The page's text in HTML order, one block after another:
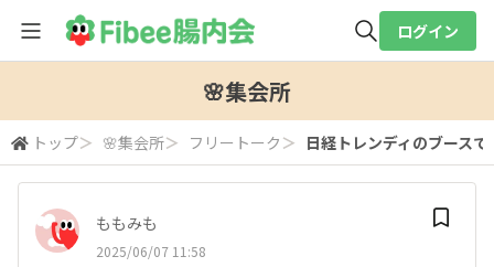
検索
ログイン
🌸集会所
トップ＞ 🌸集会所＞ フリートーク ＞ 日経トレンディのブース
ももみも
2025/06/07 11:58